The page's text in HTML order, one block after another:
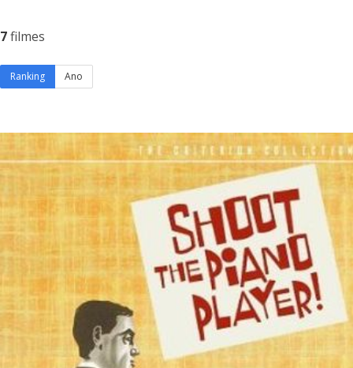
7filmes
Ranking Ano